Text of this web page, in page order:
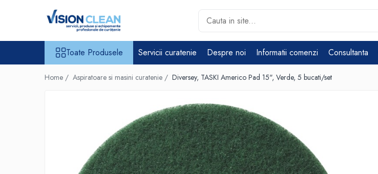
Aspiratoare si masini curatenie
profesionale
Echipament de curatat cu presiune
Masini de curatat si aspirat
Toate Produsele Servicii curatenie Despre noi Informatii comenzi Consultanta
Home / Aspiratoare si masini curatenie / Diversey, TASKI Americo Pad 15", Verde, 5 bucati/set